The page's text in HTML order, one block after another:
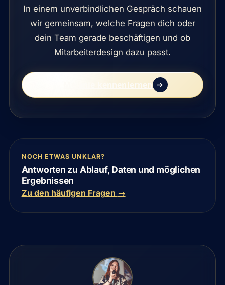
In einem unverbindlichen Gespräch schauen
wir gemeinsam, welche Fragen dich oder
dein Team gerade beschäftigen und ob
Mitarbeiterdesign dazu passt.
Melanie kennenlernen
NOCH ETWAS UNKLAR?
Antworten zu Ablauf, Daten und möglichen
Ergebnissen
Zu den häufigen Fragen →